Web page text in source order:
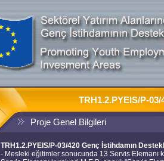
TRH1.2.PYEIS/P-
Proje Genel Bilgileri
TRH1.2.PYEIS/P-03/420 Genç İstihdamın
- Mesleki eğitimler sonucunda 13 Servis Elemanı